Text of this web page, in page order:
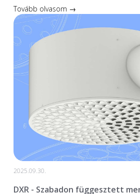
Tovább olvasom →
2025.09.30.
DXR - Szabadon függesztett